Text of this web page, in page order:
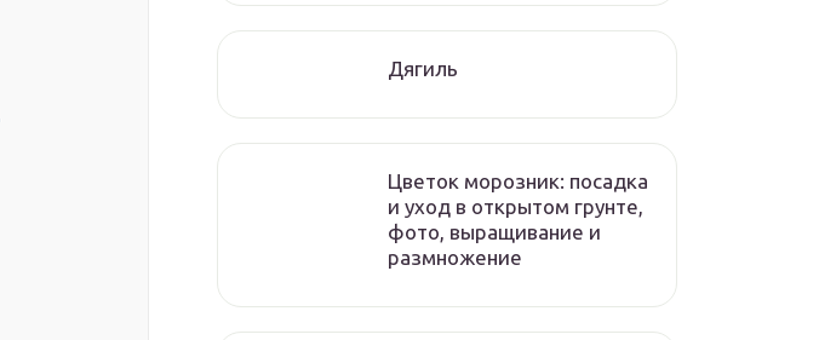
Дягиль
Цветок морозник: посадка
и уход в открытом грунте,
фото, выращивание и
размножение